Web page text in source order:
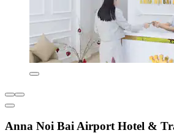
Anna Noi Bai Airport Hotel &